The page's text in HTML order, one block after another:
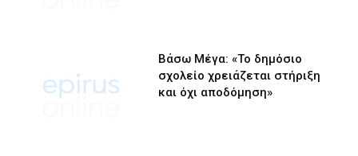
Βάσω Μέγα: «Το δημόσιο
σχολείο χρειάζεται στήριξη
και όχι αποδόμηση»